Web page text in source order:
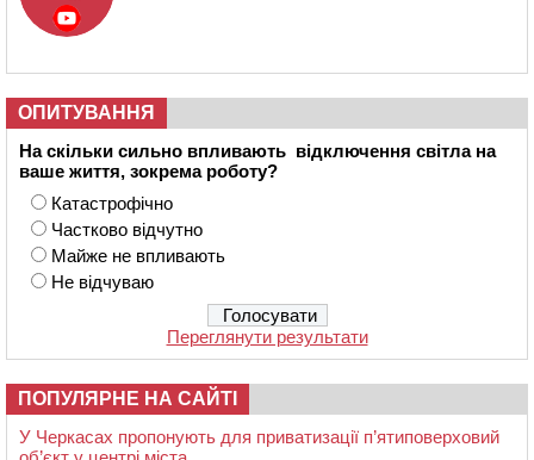
ОПИТУВАННЯ
На скільки сильно впливають відключення світла на
ваше життя, зокрема роботу?
Катастрофічно
Частково відчутно
Майже не впливають
Не відчуваю
Переглянути результати
ПОПУЛЯРНЕ НА САЙТІ
У Черкасах пропонують для приватизації п’ятиповерховий